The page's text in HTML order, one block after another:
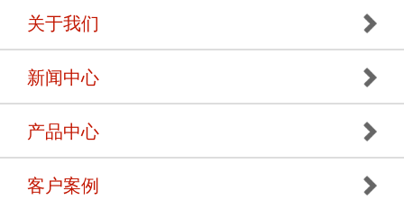
关于我们
新闻中心
产品中心
客户案例